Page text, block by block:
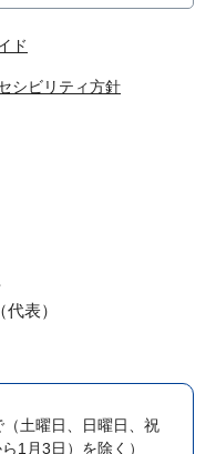
ド
シビリティ方針
表）
（土曜日、日曜日、祝
1月3日）を除く）